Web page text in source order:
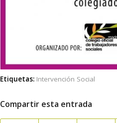
Etiquetas: Intervención Social
Compartir esta entrada